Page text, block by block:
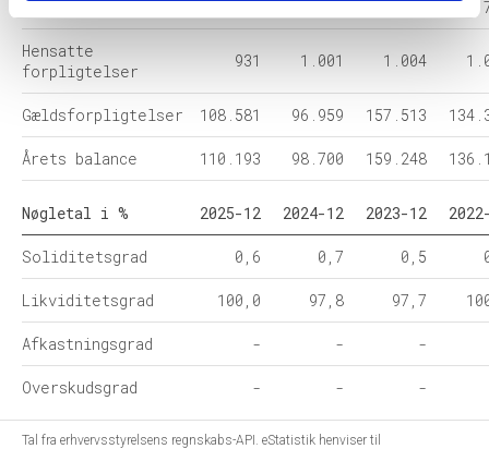
Egenkapital 681 740 731
Hensatte
forpligtelser
931 1.001 1.004
Gældsforpligtelser 108.581 96.959 157.513
Årets balance 110.193 98.700 159.248
Nøgletal i % 2025-12 2024-12 2023-12
Soliditetsgrad 0,6 0,7 0,5
Likviditetsgrad 100,0 97,8 97,7
Afkastningsgrad - - -
Overskudsgrad - - -
Tal fra erhvervsstyrelsens regnskabs-API. eStatistik henviser til